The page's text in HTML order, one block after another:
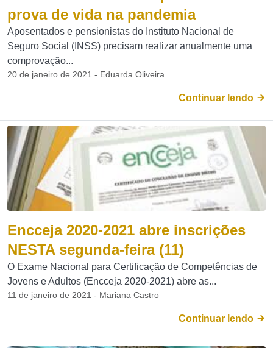
prova de vida na pandemia
Aposentados e pensionistas do Instituto Nacional de
Seguro Social (INSS) precisam realizar anualmente uma
comprovação...
20 de janeiro de 2021 - Eduarda Oliveira
Continuar lendo
Encceja 2020-2021 abre inscrições
NESTA segunda-feira (11)
O Exame Nacional para Certificação de Competências de
Jovens e Adultos (Encceja 2020-2021) abre as...
11 de janeiro de 2021 - Mariana Castro
Continuar lendo